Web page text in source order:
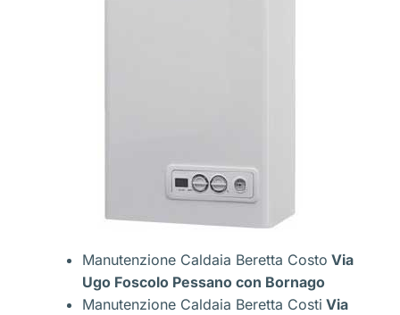
Manutenzione Caldaia Beretta Costo Via
Ugo Foscolo Pessano con Bornago
Manutenzione Caldaia Beretta Costi Via